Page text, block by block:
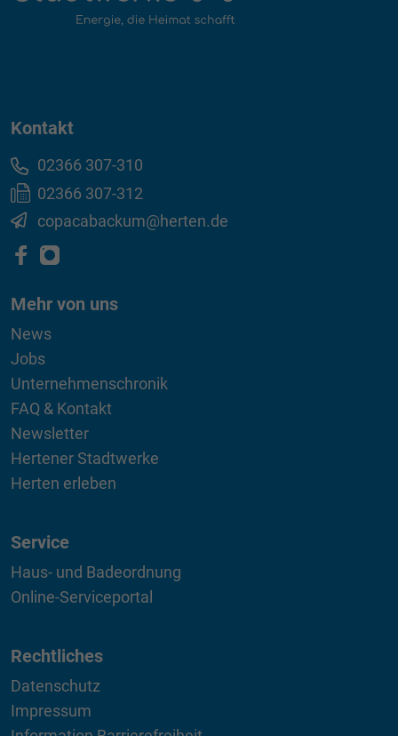
Kontakt
02366 307-310
02366 307-312
copacabackum@herten.de
Mehr von uns
News
Jobs
Unternehmenschronik
FAQ & Kontakt
Newsletter
Hertener Stadtwerke
Herten erleben
Service
Haus- und Badeordnung
Online-Serviceportal
Rechtliches
Datenschutz
Impressum